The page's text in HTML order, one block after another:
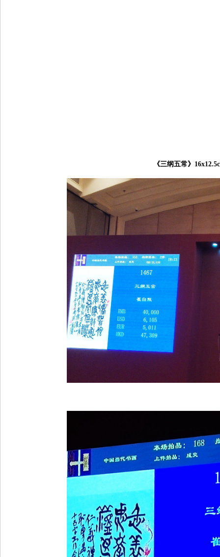
《三纲五常》